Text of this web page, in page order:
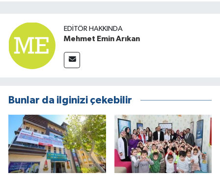
EDITÖR HAKKINDA
Mehmet Emin Arıkan
Bunlar da ilginizi çekebilir